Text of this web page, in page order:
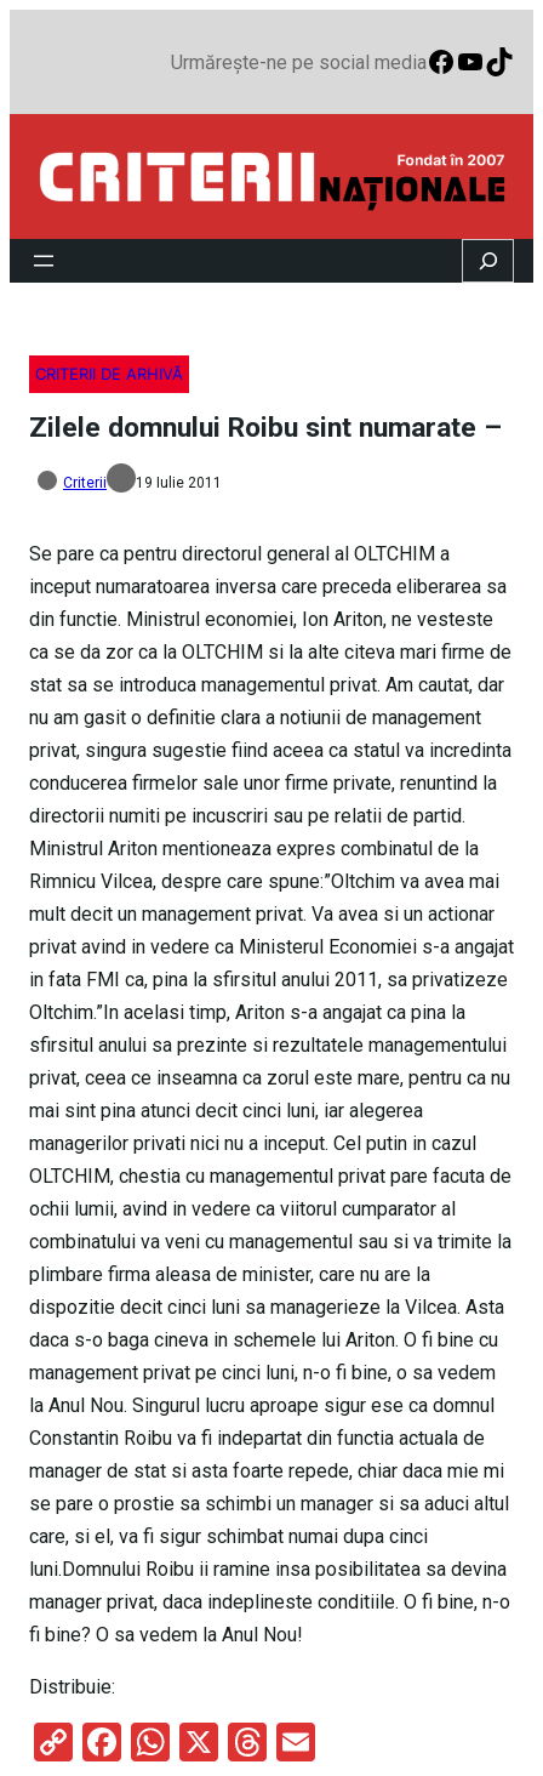
Urmărește-ne pe social media
Search
CRITERII DE ARHIVĂ
Zilele domnului Roibu sint numarate –
Criterii 19 Iulie 2011
Se pare ca pentru directorul general al OLTCHIM a
inceput numaratoarea inversa care preceda eliberarea sa
din functie. Ministrul economiei, Ion Ariton, ne vesteste
ca se da zor ca la OLTCHIM si la alte citeva mari firme de
stat sa se introduca managementul privat. Am cautat, dar
nu am gasit o definitie clara a notiunii de management
privat, singura sugestie fiind aceea ca statul va incredinta
conducerea firmelor sale unor firme private, renuntind la
directorii numiti pe incuscriri sau pe relatii de partid.
Ministrul Ariton mentioneaza expres combinatul de la
Rimnicu Vilcea, despre care spune:”Oltchim va avea mai
mult decit un management privat. Va avea si un actionar
privat avind in vedere ca Ministerul Economiei s-a angajat
in fata FMI ca, pina la sfirsitul anului 2011, sa privatizeze
Oltchim.”In acelasi timp, Ariton s-a angajat ca pina la
sfirsitul anului sa prezinte si rezultatele managementului
privat, ceea ce inseamna ca zorul este mare, pentru ca nu
mai sint pina atunci decit cinci luni, iar alegerea
managerilor privati nici nu a inceput. Cel putin in cazul
OLTCHIM, chestia cu managementul privat pare facuta de
ochii lumii, avind in vedere ca viitorul cumparator al
combinatului va veni cu managementul sau si va trimite la
plimbare firma aleasa de minister, care nu are la
dispozitie decit cinci luni sa managerieze la Vilcea. Asta
daca s-o baga cineva in schemele lui Ariton. O fi bine cu
management privat pe cinci luni, n-o fi bine, o sa vedem
la Anul Nou. Singurul lucru aproape sigur ese ca domnul
Constantin Roibu va fi indepartat din functia actuala de
manager de stat si asta foarte repede, chiar daca mie mi
se pare o prostie sa schimbi un manager si sa aduci altul
care, si el, va fi sigur schimbat numai dupa cinci
luni.Domnului Roibu ii ramine insa posibilitatea sa devina
manager privat, daca indeplineste conditiile. O fi bine, n-o
fi bine? O sa vedem la Anul Nou!
Distribuie:
C
F
W X
T